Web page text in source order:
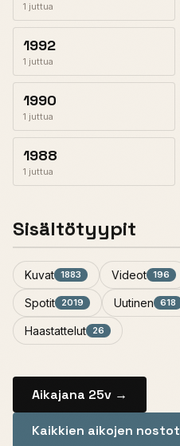
1 juttua
1992
1 juttua
1990
1 juttua
1988
1 juttua
Sisältötyypit
Kuvat 1883 Videot 196
Spotit 2019 Uutinen 618
Haastattelut 26
Aikajana 25v →
Kaikkien aikojen